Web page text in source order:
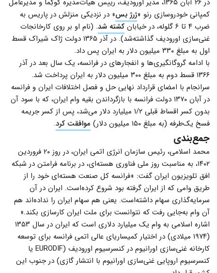
در ۲۶ آبان ۱۳۶۵، مدیر اورودیف، رییس هیات‌مدیره کوگِما و مدیرعامل
کمپانی خودروسازی رنو «ژرژ بس» در نزدیکی منزلش در پاریس به
ضرب ۴ تا ۶ گلوله، در خیابان
کشته شد. (نام او بر روی کارخانجات
غنی‌سازی اورودیف گذاشته‌شد). در آذر ۱۳۶۵ دولت ژاک شیراک قسط
اول به مبلغ ۳۳۰ میلیون دلار به ایران پس داد.
با ادامه گروگانگیری‌ها و انفجارهای در فرانسه، یک سال بعد در آذر
۱۳۶۶ قسط دوم به مبلغ ۳۰۰ میلیون دلار به ایران پرداخت شد.
سرانجام با امضای قرارداد نهایی حل و فصل اختلافات ایران و فرانسه
در آبان ۱۳۷۰ دولت فرانسه با بازگرداندن بقیه وام ایران، که با سود آن
بدون کسر اقساط قبلی ۱/۲ میلیارد دلار می‌شد، پس از کسر جریمه
فسخ یک‌طرفه (به مبلغ ۱۵۰ میلیون دلار)
موافقت کرد.
جمع‌بندی
محمد اسلامی، رئیس سازمان انرژی اتمی ایران، در روز ۲۰ فروردین
۱۴۰۲، به مناسبت روز ملی فناوری هسته‌ای، در برنامه فرامتن در شبکه
افق تلویزیون ایران گفت: «فرانسه کل صنعت هسته‌ای خود را از
طریق وامی که از ایران گرفته بود شروع کرده‌است. ایران در آن
سرمایه‌گذاری سهام داشته‌است. یعنی هم سهام ایران را نداده‌اند هم
آن وام به‌جایی رفت که نتوانست برای ملت ایران کارسازی بکند.»
اشاره اسلامی به وام یک میلیارد دلاری است که ایران در سال ۱۳۵۳
(۱۹۷۴ میلادی) در اختیار کمیساریای عالی اتمی فرانسه برای توسعه
کارخانه غنی‌سازی اورانیوم در کنسرسیوم اورودیف (EURODIF یا
کنسرسیوم اروپایی غنی‌سازی اورانیوم با انتشار گازی) در جنوب این